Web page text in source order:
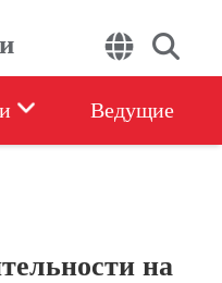
Ведущие
на